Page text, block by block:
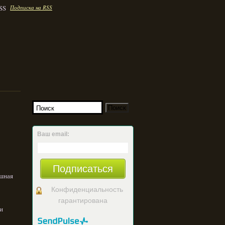
Подписка на RSS
Ваш email:
Подписаться
Конфиденциальность
гарантирована